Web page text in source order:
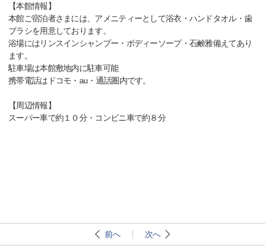
【本館情報】
本館ご宿泊者さまには、アメニティーとして浴衣・ハンドタオル・歯
ブラシを用意しております。
浴場にはリンスインシャンプー・ボディーソープ・石鹸雅備えてあり
ます。
駐車場は本館敷地内に駐車可能
携帯電話はドコモ・au・通話圏内です。
【周辺情報】
スーパー車で約１０分・コンビニ車で約８分
前へ 次へ